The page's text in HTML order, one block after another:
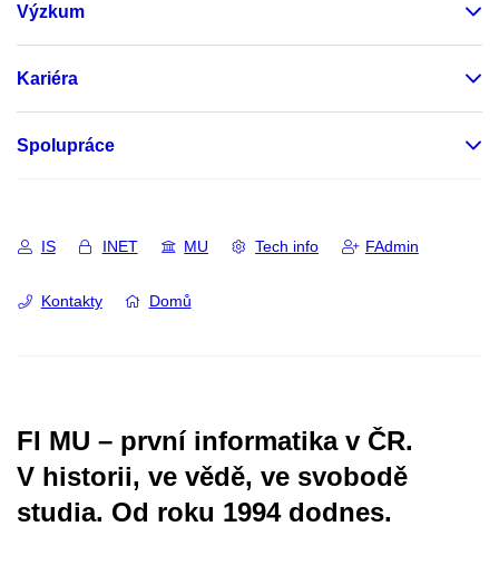
Výzkum
Kariéra
Spolupráce
IS INET MU Tech info FAdmin
Kontakty Domů
FI MU – první informatika v ČR.
V historii, ve vědě, ve svobodě
studia. Od roku 1994 dodnes.